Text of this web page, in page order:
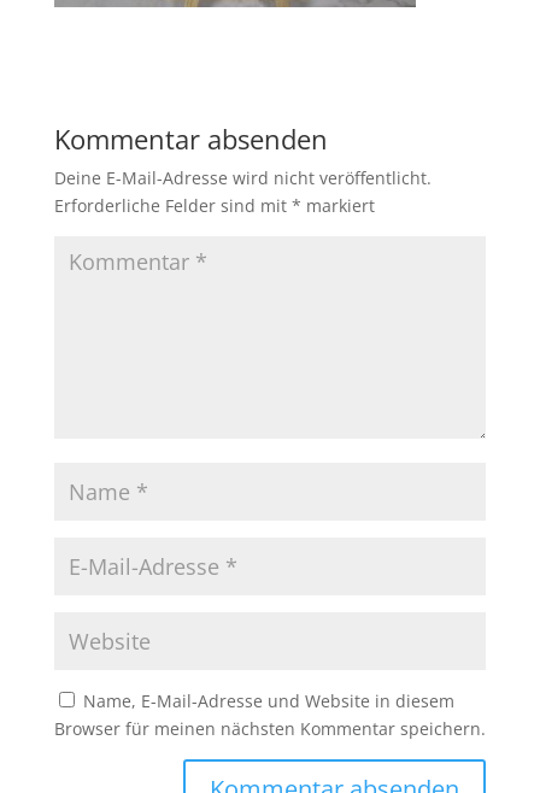
Kommentar absenden
Deine E-Mail-Adresse wird nicht veröffentlicht.
Erforderliche Felder sind mit * markiert
Name, E-Mail-Adresse und Website in diesem
Browser für meinen nächsten Kommentar speichern.